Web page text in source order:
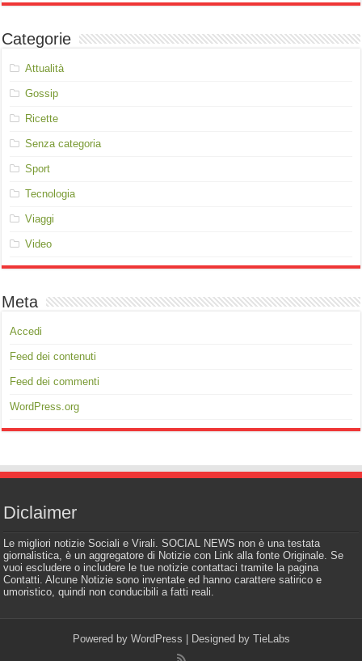
Categorie
Attualità
Gossip
Ricette
Senza categoria
Sport
Tecnologia
Viaggi
Video
Meta
Accedi
Feed dei contenuti
Feed dei commenti
WordPress.org
Diclaimer
Le migliori notizie Sociali e Virali. SOCIAL NEWS non è una testata
giornalistica, è un aggregatore di Notizie con Link alla fonte Originale. Se
vuoi escludere o includere le tue notizie contattaci tramite la pagina
Contatti. Alcune Notizie sono inventate ed hanno carattere satirico e
umoristico, quindi non conducibili a fatti reali.
Powered by WordPress | Designed by TieLabs